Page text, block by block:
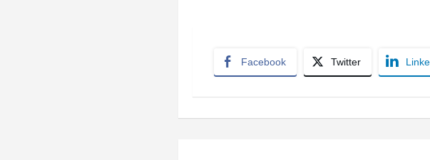
Facebook Twitter